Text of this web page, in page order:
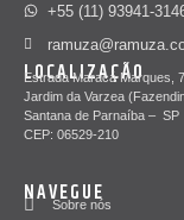
+55 (11) 93941-
LOCALIZAÇÃO
Estrada Maracá Marques,
Jardim da Varzea
Santana de Parnaíba – SP
CEP: 06529-210
NAVEGUE
Sobre nós